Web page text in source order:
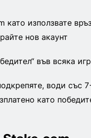
като използвате
нов акаунт
във всяка
води със
като